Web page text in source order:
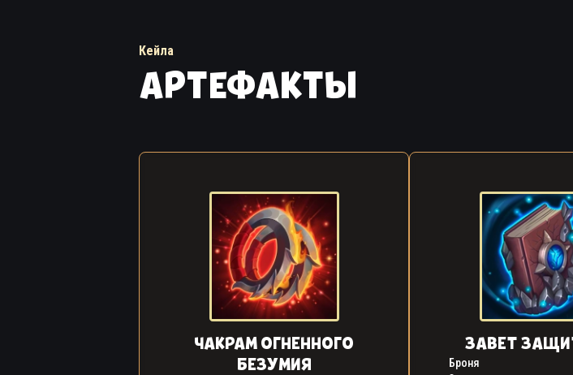
Кейла
АРТЕФАКТЫ
ЧАКРАМ ОГНЕННОГО
БЕЗУМИЯ
ЗАВЕТ
Броня